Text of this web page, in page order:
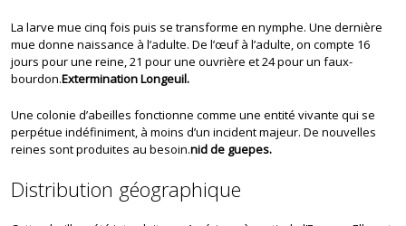
La larve mue cinq fois puis se transforme en nymphe. Une dernière
mue donne naissance à l’adulte. De l’œuf à l’adulte, on compte 16
jours pour une reine, 21 pour une ouvrière et 24 pour un faux-
bourdon.Extermination Longeuil.
Une colonie d’abeilles fonctionne comme une entité vivante qui se
perpétue indéfiniment, à moins d’un incident majeur. De nouvelles
reines sont produites au besoin.nid de guepes.
Distribution géographique